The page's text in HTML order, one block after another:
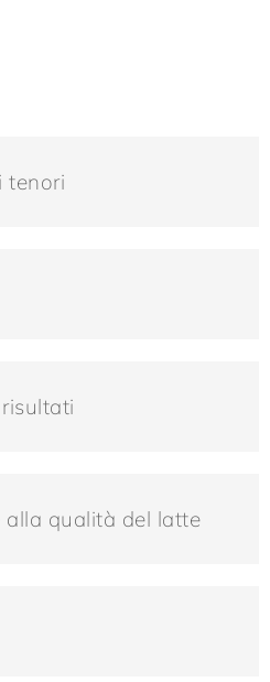
tenori
alla qualità del latte